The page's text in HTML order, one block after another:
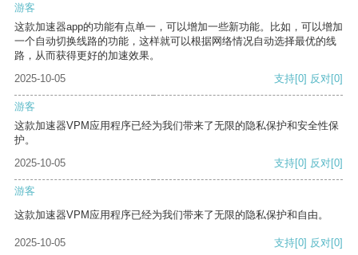
游客
这款加速器app的功能有点单一，可以增加一些新功能。比如，可以增加
一个自动切换线路的功能，这样就可以根据网络情况自动选择最优的线
路，从而获得更好的加速效果。
2025-10-05
支持[0] 反对[0]
游客
这款加速器VPM应用程序已经为我们带来了无限的隐私保护和安全性保
护。
2025-10-05
支持[0] 反对[0]
游客
这款加速器VPM应用程序已经为我们带来了无限的隐私保护和自由。
2025-10-05 支持[0] 反对[0]